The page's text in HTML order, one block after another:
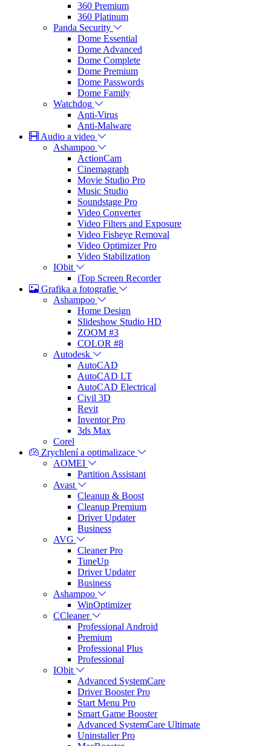
360 Premium
360 Platinum
Panda Security
Dome Essential
Dome Advanced
Dome Complete
Dome Premium
Dome Passwords
Dome Family
Watchdog
Anti-Virus
Anti-Malware
Audio a video
Ashampoo
ActionCam
Cinemagraph
Movie Studio Pro
Music Studio
Soundstage Pro
Video Converter
Video Filters and Exposure
Video Fisheye Removal
Video Optimizer Pro
Video Stabilization
IObit
iTop Screen Recorder
Grafika a fotografie
Ashampoo
Home Design
Slideshow Studio HD
ZOOM #3
COLOR #8
Autodesk
AutoCAD
AutoCAD LT
AutoCAD Electrical
Civil 3D
Revit
Inventor Pro
3ds Max
Corel
Zrychlení a optimalizace
AOMEI
Partition Assistant
Avast
Cleanup & Boost
Cleanup Premium
Driver Updater
Business
AVG
Cleaner Pro
TuneUp
Driver Updater
Business
Ashampoo
WinOptimizer
CCleaner
Professional Android
Premium
Professional Plus
Professional
IObit
Advanced SystemCare
Driver Booster Pro
Start Menu Pro
Smart Game Booster
Advanced SystemCare Ultimate
Uninstaller Pro